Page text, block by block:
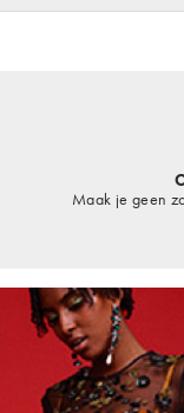
Maak je geen